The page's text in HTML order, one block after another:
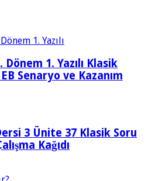
Dönem 1. Yazılı Klasik
Senaryo ve Kazanım
3 Ünite 37 Klasik Soru
Kağıdı